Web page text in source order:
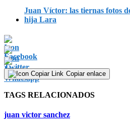
Juan Víctor: las tiernas fotos
hija Lara
Copiar enlace
TAGS RELACIONADOS
juan victor sanchez